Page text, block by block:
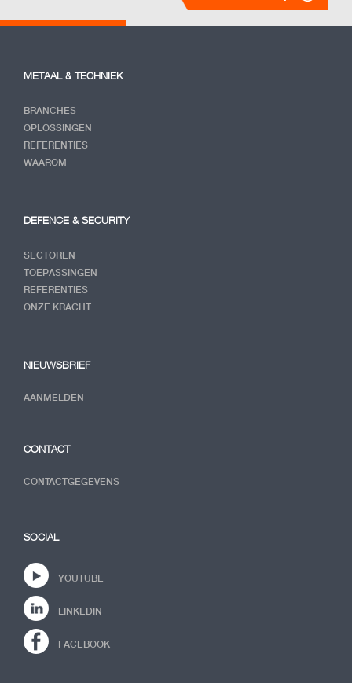
METAAL & TECHNIEK
BRANCHES
OPLOSSINGEN
REFERENTIES
WAAROM
DEFENCE & SECURITY
SECTOREN
TOEPASSINGEN
REFERENTIES
ONZE KRACHT
NIEUWSBRIEF
AANMELDEN
CONTACT
CONTACTGEGEVENS
SOCIAL
YOUTUBE
LINKEDIN
FACEBOOK